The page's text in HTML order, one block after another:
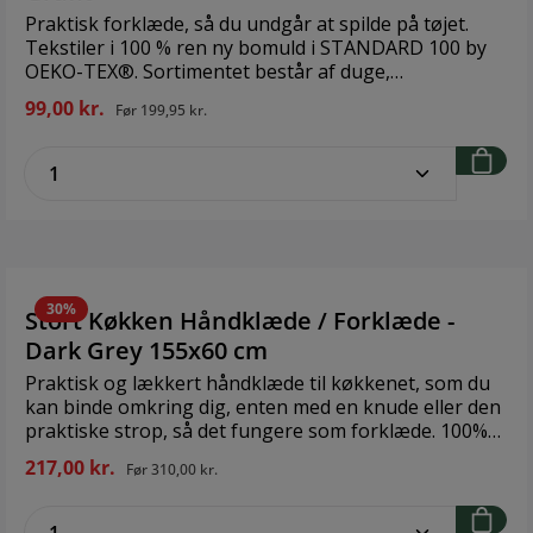
Praktisk forklæde, så du undgår at spilde på tøjet.
Tekstiler i 100 % ren ny bomuld i STANDARD 100 by
OEKO-TEX®. Sortimentet består af duge,
mundservietter og køkkentekstiler i gode designs i
både klassiske og moderigtige farver. Brand: Bastian
99,00 kr. Før 199,95 kr.
30%
Stort Køkken Håndklæde / Forklæde -
Dark Grey 155x60 cm
Praktisk og lækkert håndklæde til køkkenet, som du
kan binde omkring dig, enten med en knude eller den
praktiske strop, så det fungere som forklæde. 100%
økologisk bomuld. Mål: 155x60 cm 100% GOTS
certified organic cotton Design: The Organic Company
217,00 kr. Før310,00 kr.